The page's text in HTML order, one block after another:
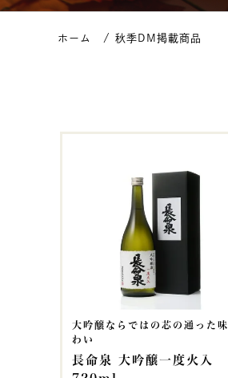
秋季DM掲載商品
大吟醸ならではの芯の通った味
わい
長命泉 大吟醸一度火入